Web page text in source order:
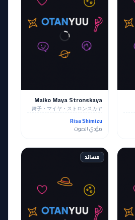
Maiko Maya Stronskaya
舞子・マイヤ・ストロンスカヤ
Risa Shimizu
مؤدي الصوت
مساند